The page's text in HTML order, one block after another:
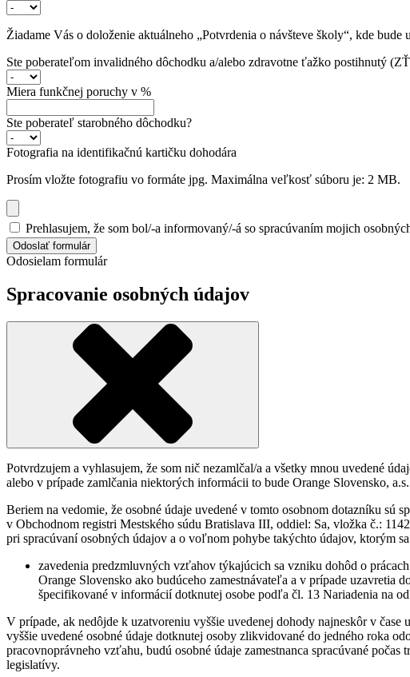
Žiadame Vás o doloženie aktuálneho „Potvrdenia o návšteve školy“, kde
Ste poberateľom invalidného dôchodku a/alebo zdravotne ťažko postihnutý
Miera funkčnej poruchy v %
Ste poberateľ starobného dôchodku?
Fotografia na identifikačnú kartičku dohodára
Prosím vložte fotografiu vo formáte jpg. Maximálna veľkosť súboru je: 2 MB.
Prehlasujem, že som bol/-a informovaný/-á so spracúvaním mojich
Odoslať formulár
Odosielam formulár
Spracovanie osobných údajov
Potvrdzujem a vyhlasujem, že som nič nezamlčal/a a všetky mnou uvedené
alebo v prípade zamlčania niektorých informácii to bude Orange Slovensko,
Beriem na vedomie, že osobné údaje uvedené v tomto osobnom dotazníku sú
v Obchodnom registri Mestského súdu Bratislava III, oddiel: Sa, vložka č.:
pri spracúvaní osobných údajov a o voľnom pohybe takýchto údajov, ktorým
zavedenia predzmluvných vzťahov týkajúcich sa vzniku dohôd o
Orange Slovensko ako budúceho zamestnávateľa a v prípade uzavretia
špecifikované v informácií dotknutej osobe podľa čl. 13 Nariadenia na
V prípade, ak nedôjde k uzatvoreniu vyššie uvedenej dohody najneskôr v
vyššie uvedené osobné údaje dotknutej osoby zlikvidované do jedného roka
pracovnoprávneho vzťahu, budú osobné údaje zamestnanca spracúvané
legislatívy.